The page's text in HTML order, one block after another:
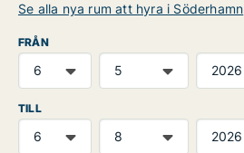
Se alla nya rum att hyra i Söderhamn
FRÅN
TILL